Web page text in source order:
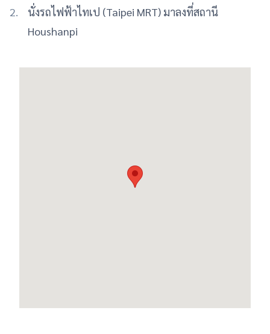
นั่งรถไฟฟ้าไทเป (Taipei MRT) มาลงที่สถานี
Houshanpi